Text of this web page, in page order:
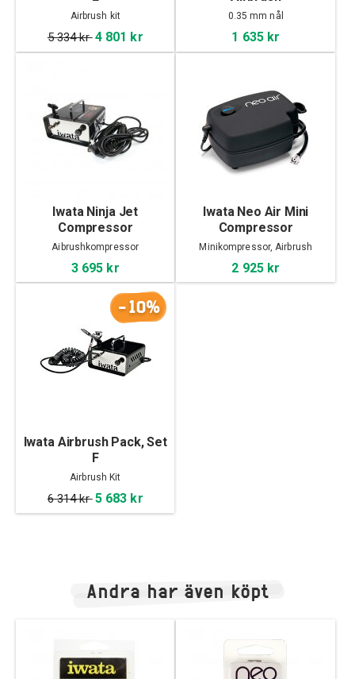
Airbrush kit
5 334 kr4 801 kr
0.35 mm nål
1 635 kr
Iwata Ninja Jet
Compressor
Aibrushkompressor
3 695 kr
Iwata Neo Air Mini
Compressor
Minikompressor, Airbrush
2 925 kr
-10%
Iwata Airbrush Pack, Set
F
Airbrush Kit
6 314 kr5 683 kr
Andra har även köpt